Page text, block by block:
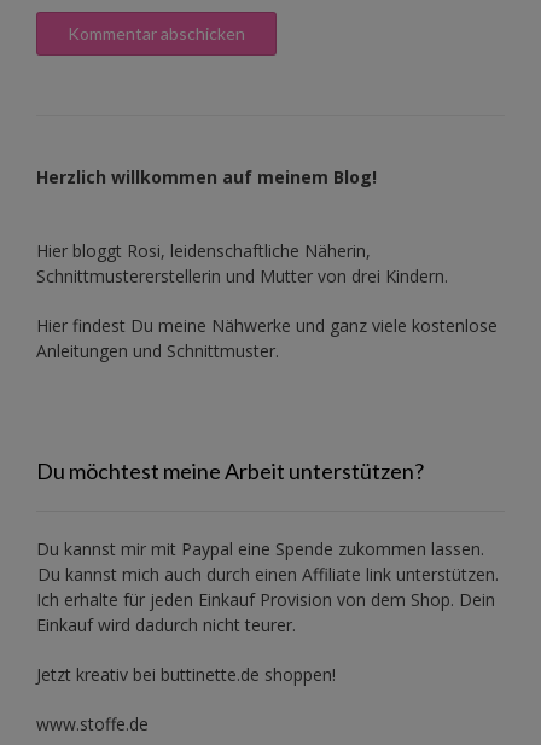
Herzlich willkommen auf meinem Blog!
Hier bloggt Rosi, leidenschaftliche Näherin,
Schnittmustererstellerin und Mutter von drei Kindern.
Hier findest Du meine Nähwerke und ganz viele kostenlose
Anleitungen und Schnittmuster.
Du möchtest meine Arbeit unterstützen?
Du kannst mir mit Paypal eine Spende zukommen lassen.
Du kannst mich auch durch einen Affiliate link unterstützen.
Ich erhalte für jeden Einkauf Provision von dem Shop. Dein
Einkauf wird dadurch nicht teurer.
Jetzt kreativ bei buttinette.de shoppen!
www.stoffe.de